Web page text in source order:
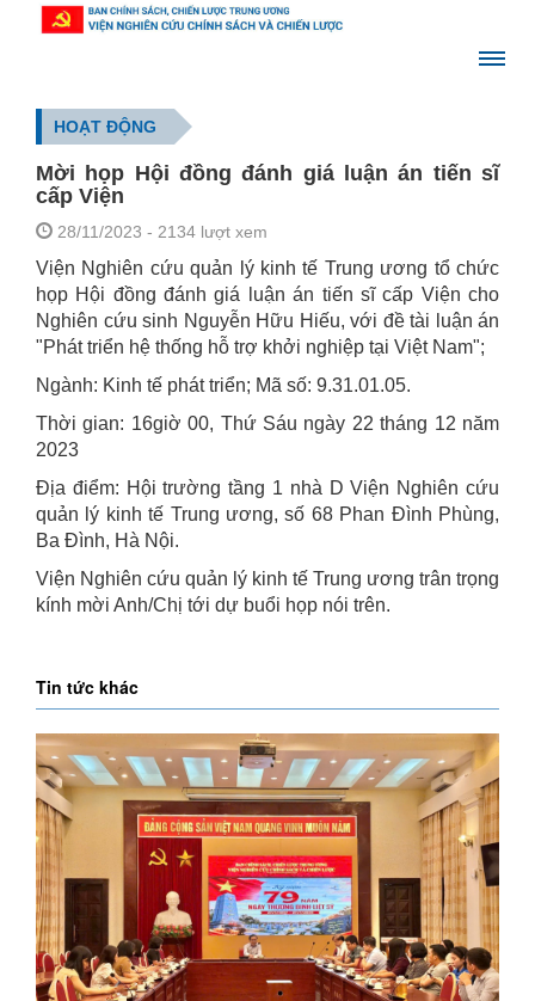
HOẠT ĐỘNG
Mời họp Hội đồng đánh giá luận án tiến sĩ
cấp Viện
28/11/2023 - 2134 lượt xem
Viện Nghiên cứu quản lý kinh tế Trung ương tổ chức
họp Hội đồng đánh giá luận án tiến sĩ cấp Viện cho
Nghiên cứu sinh Nguyễn Hữu Hiếu, với đề tài luận án
"Phát triển hệ thống hỗ trợ khởi nghiệp tại Việt Nam";
Ngành: Kinh tế phát triển; Mã số: 9.31.01.05.
Thời gian: 16giờ 00, Thứ Sáu ngày 22 tháng 12 năm
2023
Địa điểm: Hội trường tầng 1 nhà D Viện Nghiên cứu
quản lý kinh tế Trung ương, số 68 Phan Đình Phùng,
Ba Đình, Hà Nội.
Viện Nghiên cứu quản lý kinh tế Trung ương trân trọng
kính mời Anh/Chị tới dự buổi họp nói trên.
Tin tức khác